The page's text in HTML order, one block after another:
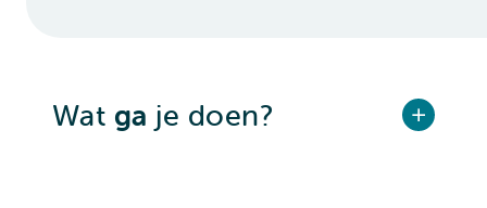
Wat ga je doen?